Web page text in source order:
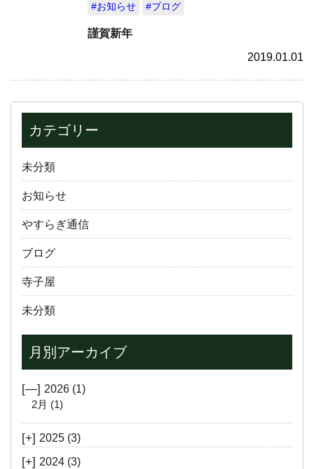
#お知らせ #ブログ
謹賀新年
2019.01.01
カテゴリー
未分類
お知らせ
やすらぎ通信
ブログ
寺子屋
未分類
月別アーカイブ
[—] 2026 (1)
2月 (1)
[+] 2025 (3)
[+] 2024 (3)